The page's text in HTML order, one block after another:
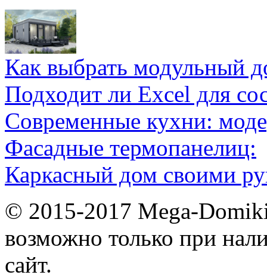
Как выбрать модульный
Подходит ли Excel для
Современные кухни:
Фасадные термопанелиц:
Каркасный дом своими
© 2015-2017 Mega-
возможно только при
сайт.